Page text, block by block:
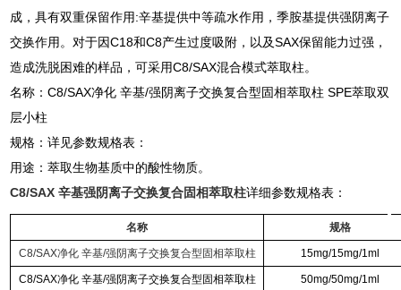
成，具有双重保留作用:辛基提供中等疏水作用，季胺基提供强阴离子
交换作用。对于因C18和C8产生过度吸附，以及SAX保留能力过强，
造成洗脱困难的样品，可采用C8/SAX混合模式萃取柱。
名称：C8/SAX净化 辛基/强阴离子交换复合型固相萃取柱 SPE萃取双
层小柱
规格：详见参数规格表：
用途：萃取生物基质中的酸性物质。
C8/SAX 辛基强阴离子交换复合固相萃取柱详细参数规格表：
名称 规格
C8/SAX净化 辛基/强阴离子交换复合型固相萃取柱 15mg/15mg/1ml
C8/SAX净化 辛基/强阴离子交换复合型固相萃取柱 50mg/50mg/1ml